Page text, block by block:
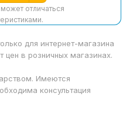
отличаться
для интернет-магазина
цен в розничных магазинах.
Имеются
консультация